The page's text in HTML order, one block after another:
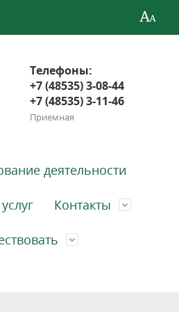
Телефоны:
+7 (48535) 3-08-44
+7 (48535) 3-11-46
Приемная
деятельности
Контакты